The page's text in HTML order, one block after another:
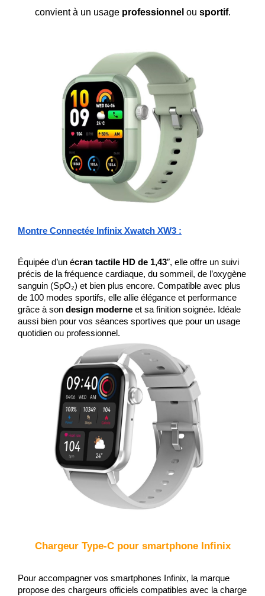
convient à un usage professionnel ou sportif.
Montre Connectée Infinix Xwatch XW3 :
Équipée d’un écran tactile HD de 1,43″, elle offre un suivi
précis de la fréquence cardiaque, du sommeil, de l’oxygène
sanguin (SpO₂) et bien plus encore. Compatible avec plus
de 100 modes sportifs, elle allie élégance et performance
grâce à son design moderne et sa finition soignée. Idéale
aussi bien pour vos séances sportives que pour un usage
quotidien ou professionnel.
Chargeur Type-C pour smartphone Infinix
Pour accompagner vos smartphones Infinix, la marque
propose des chargeurs officiels compatibles avec la charge